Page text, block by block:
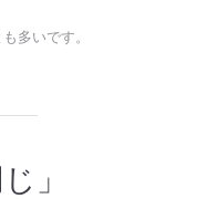
多いです。
」